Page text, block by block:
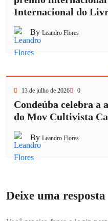
Internacional do
By Leandro Flores
13 de julho de 2026 0
Condeúba celebra a
do Mov Cultivista
By Leandro Flores
Deixe uma resposta